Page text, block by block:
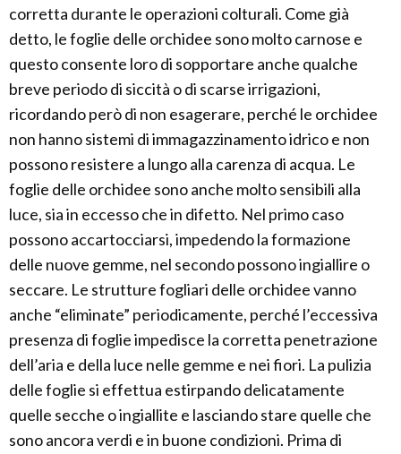
corretta durante le operazioni colturali. Come già
detto, le foglie delle orchidee sono molto carnose e
questo consente loro di sopportare anche qualche
breve periodo di siccità o di scarse irrigazioni,
ricordando però di non esagerare, perché le orchidee
non hanno sistemi di immagazzinamento idrico e non
possono resistere a lungo alla carenza di acqua. Le
foglie delle orchidee sono anche molto sensibili alla
luce, sia in eccesso che in difetto. Nel primo caso
possono accartocciarsi, impedendo la formazione
delle nuove gemme, nel secondo possono ingiallire o
seccare. Le strutture fogliari delle orchidee vanno
anche “eliminate” periodicamente, perché l’eccessiva
presenza di foglie impedisce la corretta penetrazione
dell’aria e della luce nelle gemme e nei fiori. La pulizia
delle foglie si effettua estirpando delicatamente
quelle secche o ingiallite e lasciando stare quelle che
sono ancora verdi e in buone condizioni. Prima di